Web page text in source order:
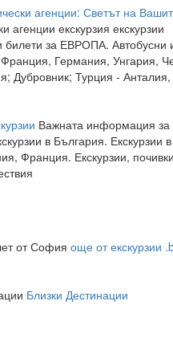
агенции: Светът на
агенции екскурзия екскурзии
за ЕВРОПА. Автобусни
Германия, Унгария,
Дубровник; Турция - Анталия,
Важната информация за
в България. Екскурзии в
Франция. Екскурзии,
от Софияоще от екскурзии
Близки Дестинации